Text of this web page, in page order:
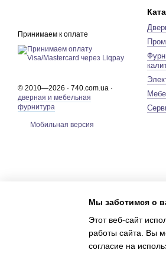
Принимаем к оплате
© 2010—2026 · 740.com.ua ·
дверная и мебельная
фурнитура
Мобильная версия
Мы заботимся о
Этот веб-сайт
работы сайта. Вы
согласие на